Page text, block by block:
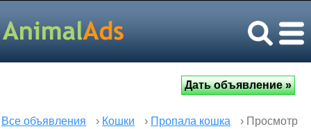
Все объявления › Кошки › Пропала кошка
› Просмотр